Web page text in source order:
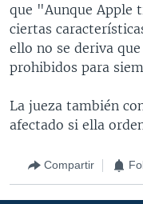
que "Aunque Apple
ciertas
ello no se deriva
prohibidos para
La jueza también
afectado si ella
Compartir